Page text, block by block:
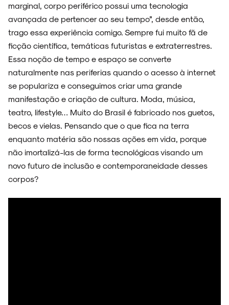
marginal, corpo periférico possui uma tecnologia
avançada de pertencer ao seu tempo”, desde então,
trago essa experiência comigo. Sempre fui muito fã de
ficção científica, temáticas futuristas e extraterrestres.
Essa noção de tempo e espaço se converte
naturalmente nas periferias quando o acesso à internet
se populariza e conseguimos criar uma grande
manifestação e criação de cultura. Moda, música,
teatro, lifestyle… Muito do Brasil é fabricado nos guetos,
becos e vielas. Pensando que o que fica na terra
enquanto matéria são nossas ações em vida, porque
não imortalizá-las de forma tecnológicas visando um
novo futuro de inclusão e contemporaneidade desses
corpos?